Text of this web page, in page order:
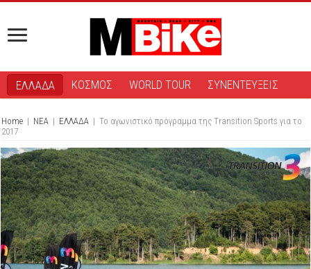
ΕΛΛΑΔΑ ΚΟΣΜΟΣ WORLD TOUR ΣΥΝΕΝΤΕΥΞΕΙΣ
Home | ΝΕΑ | ΕΛΛΑΔΑ | Το αγωνιστικό πρόγραμμα της Transition Sports για το
2017